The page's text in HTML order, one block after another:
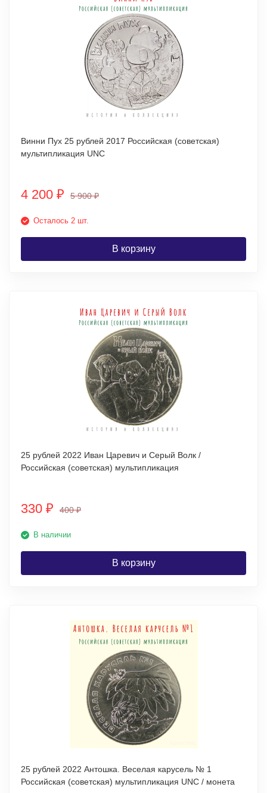
Винни Пух 25 рублей 2017 Российская (советская)
мультипликация UNC
4 200 ₽ 5 900₽
Осталось 2 шт.
В корзину
25 рублей 2022 Иван Царевич и Серый Волк /
Российская (советская) мультипликация
330 ₽ 400₽
В наличии
В корзину
25 рублей 2022 Антошка. Веселая карусель № 1
Российская (советская) мультипликация UNC / монета